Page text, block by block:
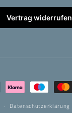
Vertrag widerrufen
Datenschutzerklärung